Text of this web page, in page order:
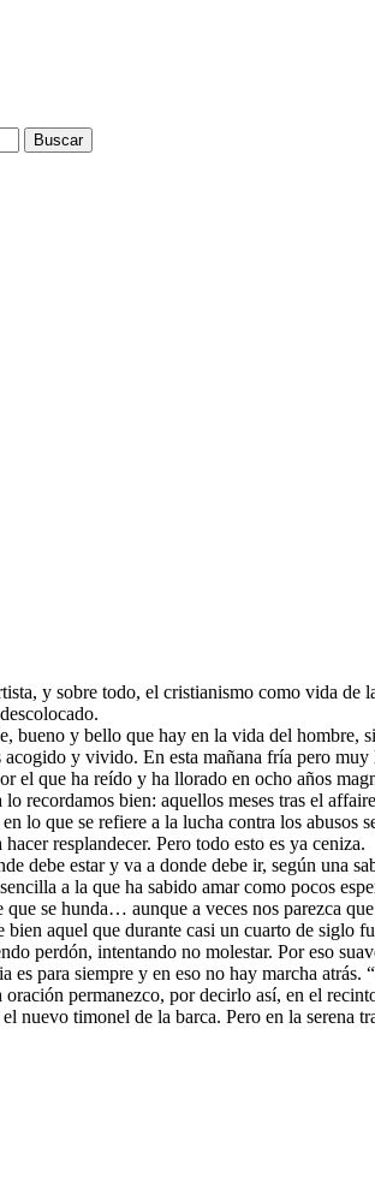
y sobre todo, el cristianismo como vida de
bueno y bello que hay en la vida del
y vivido. En esta mañana fría pero
el que ha reído y ha llorado en ocho años
recordamos bien: aquellos meses tras el
lo que se refiere a la lucha contra los abusos
resplandecer. Pero todo esto es ya ceniza.
debe estar y va a donde debe ir, según una
a la que ha sabido amar como pocos
que se hunda… aunque a veces nos
aquel que durante casi un cuarto de siglo
perdón, intentando no molestar. Por eso
para siempre y en eso no hay marcha
permanezco, por decirlo así, en el
nuevo timonel de la barca. Pero en la serena